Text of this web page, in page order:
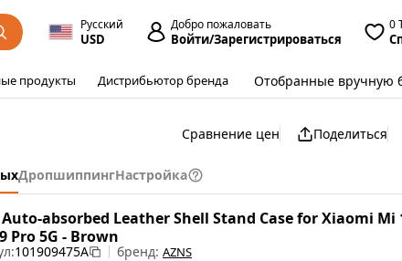
Русский
USD
Добро пожаловать
Войти/Зарегистрироваться
0
продукты Дистрибьютор бренда Отобранные вручную
Сравнение цен Поделиться
ДропшиппингНастройка
Auto-absorbed Leather Shell Stand Case for Xiaomi Mi
Pro 5G - Brown
101909475A бренд: AZNS